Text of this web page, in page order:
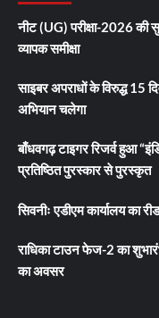
नीट (UG) परीक्षा-2026 की
व्यापक समीक्षा
साइबर अपराधों के विरुद्ध
अभियान चलेगा
बाँधवगढ़ टाइगर रिजर्व हुआ
प्रतिष्ठित पुरस्कार से पुरस्कृत
सिवनीः एडीएम कार्यालय का
राधिका टाउन फेज-2 का
का अवसर